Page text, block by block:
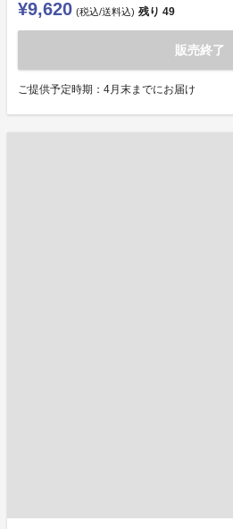
¥9,620 (税込/送料込) 残り 49
販売終了
ご提供予定時期：4月末までにお届け